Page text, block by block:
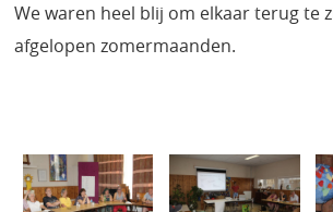
We waren heel blij om elkaar terug te
afgelopen zomermaanden.